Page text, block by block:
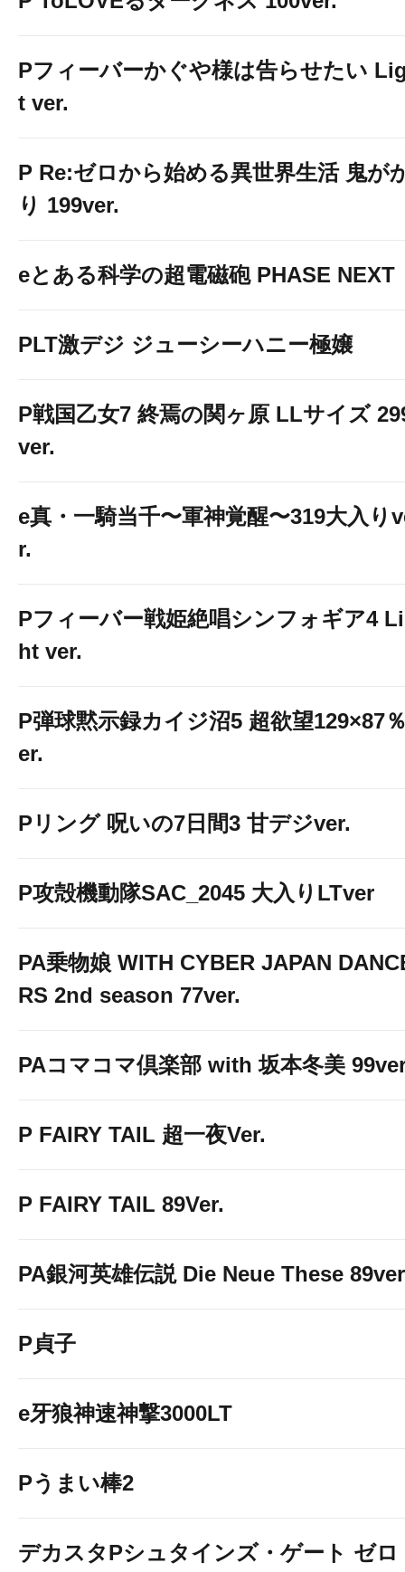
Pフィーバーかぐや様は告らせたい
t ver.
P Re:ゼロから始める異世界生活 鬼が
り 199ver.
eとある科学の超電磁砲 PHASE NEXT
PLT激デジ ジューシーハニー極嬢
P戦国乙女7 終焉の関ヶ原 LLサイズ
ver.
e真・一騎当千〜軍神覚醒〜319大入り
r.
Pフィーバー戦姫絶唱シンフォギア4
ht ver.
P弾球黙示録カイジ沼5 超欲望129×87
er.
Pリング 呪いの7日間3 甘デジver.
P攻殻機動隊SAC_2045 大入りLTver
PA乗物娘 WITH CYBER JAPAN
RS 2nd season 77ver.
PAコマコマ倶楽部 with 坂本冬美
P FAIRY TAIL 超一夜Ver.
P FAIRY TAIL 89Ver.
PA銀河英雄伝説 Die Neue These
P貞子
e牙狼神速神撃3000LT
Pうまい棒2
デカスタPシュタインズ・ゲート ゼロ